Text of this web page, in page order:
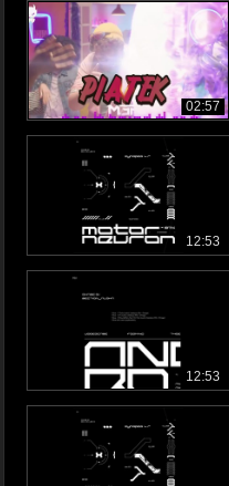
02:57
12:53
12:53